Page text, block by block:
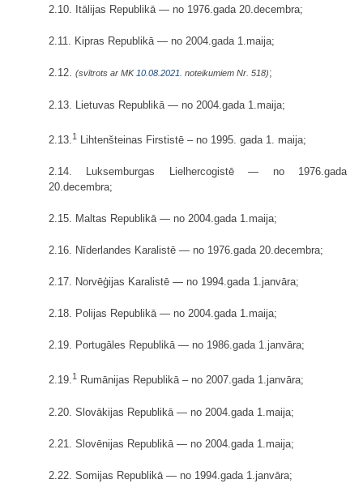
2.10. Itālijas Republikā — no 1976.gada 20.decembra;
2.11. Kipras Republikā — no 2004.gada 1.maija;
2.12. (svītrots ar MK 10.08.2021. noteikumiem Nr. 518);
2.13. Lietuvas Republikā — no 2004.gada 1.maija;
2.13.1 Lihtenšteinas Firstistē – no 1995. gada 1. maija;
2.14. Luksemburgas Lielhercogistē — no 1976.gada
20.decembra;
2.15. Maltas Republikā — no 2004.gada 1.maija;
2.16. Nīderlandes Karalistē — no 1976.gada 20.decembra;
2.17. Norvēģijas Karalistē — no 1994.gada 1.janvāra;
2.18. Polijas Republikā — no 2004.gada 1.maija;
2.19. Portugāles Republikā — no 1986.gada 1.janvāra;
2.19.1 Rumānijas Republikā – no 2007.gada 1.janvāra;
2.20. Slovākijas Republikā — no 2004.gada 1.maija;
2.21. Slovēnijas Republikā — no 2004.gada 1.maija;
2.22. Somijas Republikā — no 1994.gada 1.janvāra;